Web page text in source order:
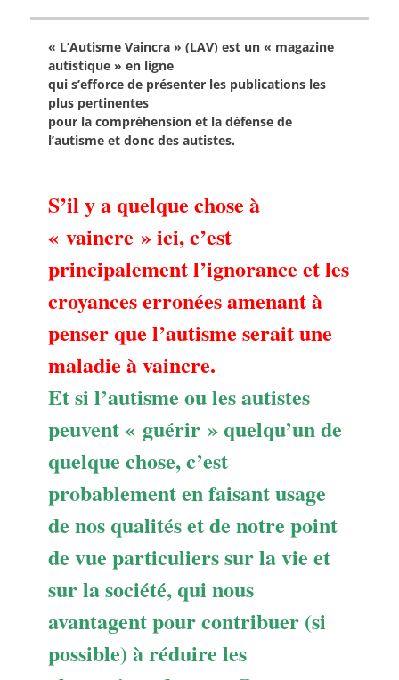
« L’Autisme Vaincra » (LAV) est un « magazine
autistique » en ligne
qui s’efforce de présenter les publications les
plus pertinentes
pour la compréhension et la défense de
l’autisme et donc des autistes.
S’il y a quelque chose à
« vaincre » ici, c’est
principalement l’ignorance et les
croyances erronées amenant à
penser que l’autisme serait une
maladie à vaincre.
Et si l’autisme ou les autistes
peuvent « guérir » quelqu’un de
quelque chose, c’est
probablement en faisant usage
de nos qualités et de notre point
de vue particuliers sur la vie et
sur la société, qui nous
avantagent pour contribuer (si
possible) à réduire les